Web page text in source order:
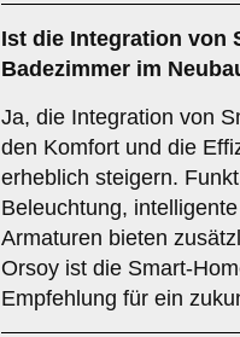
Ist die Integration von
Badezimmer im
Ja, die Integration von
den Komfort und die
erheblich steigern.
Beleuchtung,
Armaturen bieten
Orsoy ist die Smart-
Empfehlung für ein